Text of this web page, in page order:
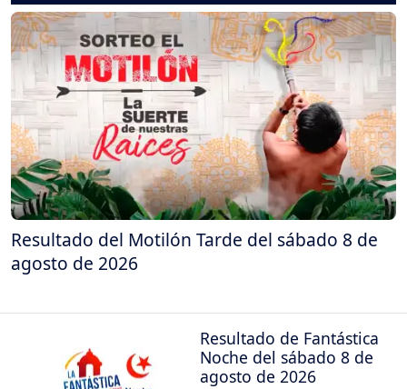
Resultado del Motilón Tarde del sábado 8 de
agosto de 2026
Resultado de Fantástica
Noche del sábado 8 de
agosto de 2026